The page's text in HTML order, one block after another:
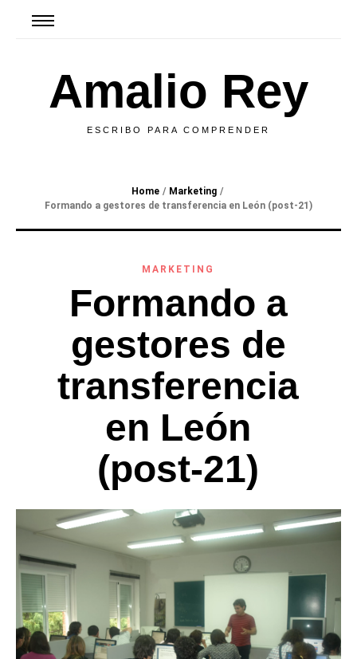
Amalio Rey
ESCRIBO PARA COMPRENDER
Home / Marketing /
Formando a gestores de transferencia en León (post-21)
MARKETING
Formando a
gestores de
transferencia
en León
(post-21)